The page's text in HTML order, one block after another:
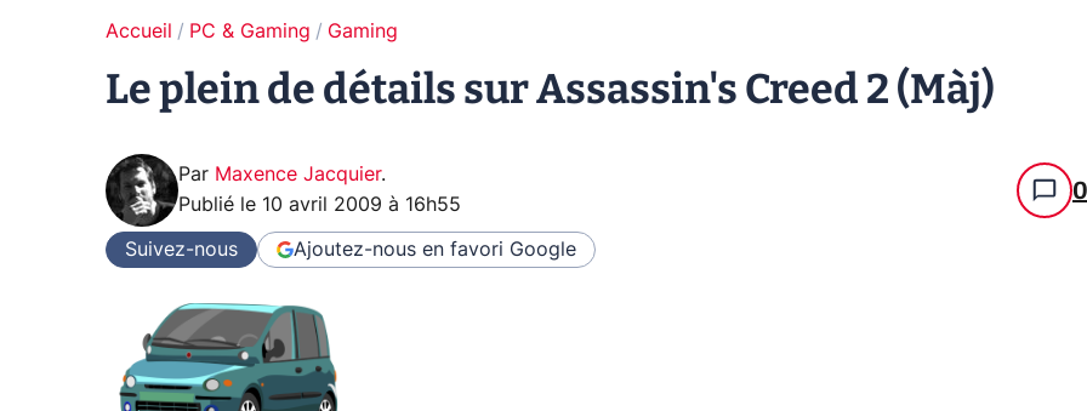
Accueil PC & Gaming Gaming
Le plein de détails sur Assassin's Creed 2 (Màj)
Par Maxence Jacquier.
Publié le 10 avril 2009 à 16h55 0
Suivez-nous Ajoutez-nous en favori Google